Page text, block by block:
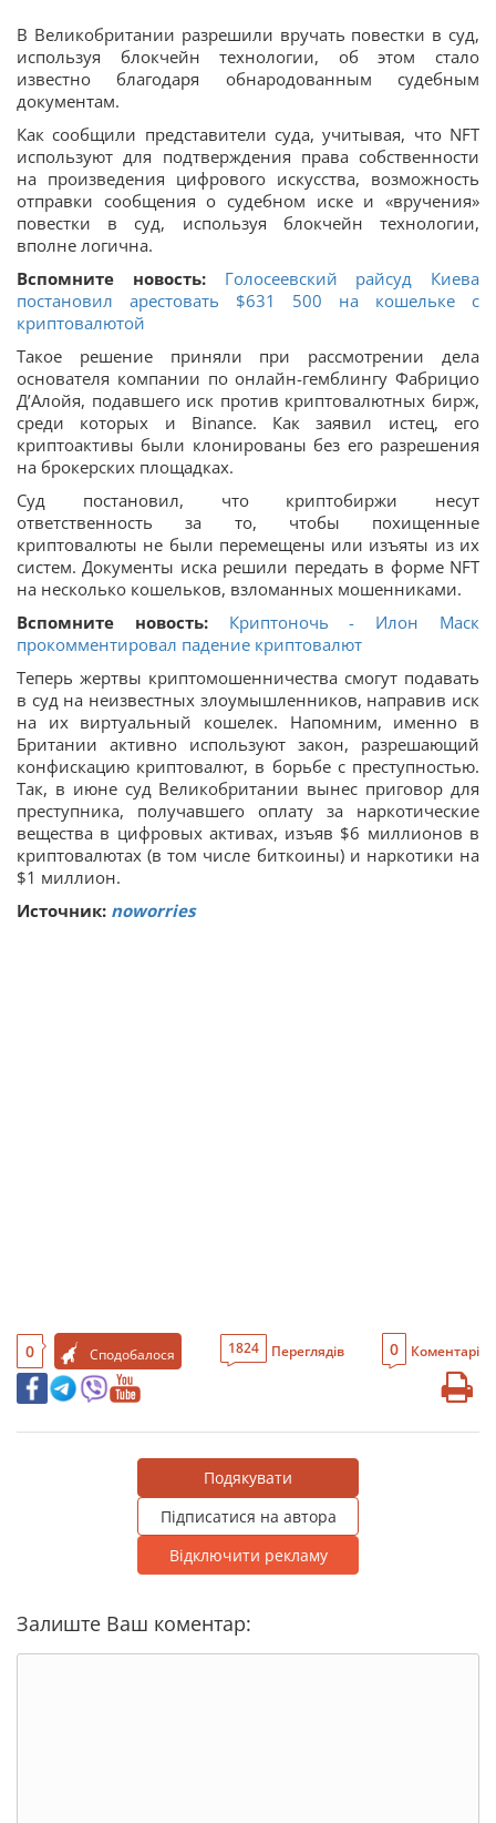
В Великобритании разрешили вручать повестки в суд,
используя блокчейн технологии, об этом стало
известно благодаря обнародованным судебным
документам.
Как сообщили представители суда, учитывая, что NFT
используют для подтверждения права собственности
на произведения цифрового искусства, возможность
отправки сообщения о судебном иске и «вручения»
повестки в суд, используя блокчейн технологии,
вполне логична.
Вспомните новость: Голосеевский райсуд Киева
постановил арестовать $631 500 на кошельке с
криптовалютой
Такое решение приняли при рассмотрении дела
основателя компании по онлайн-гемблингу Фабрицио
Д’Алойя, подавшего иск против криптовалютных бирж,
среди которых и Binance. Как заявил истец, его
криптоактивы были клонированы без его разрешения
на брокерских площадках.
Суд постановил, что криптобиржи несут
ответственность за то, чтобы похищенные
криптовалюты не были перемещены или изъяты из их
систем. Документы иска решили передать в форме NFT
на несколько кошельков, взломанных мошенниками.
Вспомните новость: Криптоночь - Илон Маск
прокомментировал падение криптовалют
Теперь жертвы криптомошенничества смогут подавать
в суд на неизвестных злоумышленников, направив иск
на их виртуальный кошелек. Напомним, именно в
Британии активно используют закон, разрешающий
конфискацию криптовалют, в борьбе с преступностью.
Так, в июне суд Великобритании вынес приговор для
преступника, получавшего оплату за наркотические
вещества в цифровых активах, изъяв $6 миллионов в
криптовалютах (в том числе биткоины) и наркотики на
$1 миллион.
Источник: noworries
0 Сподобалося 1824 Переглядів 0 Коментарі
Подякувати
Підписатися на автора
Відключити рекламу
Залиште Ваш коментар: